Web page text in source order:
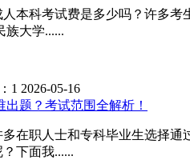
科考试费是多少吗？许多考
大学......
1 2026-05-16
题？考试范围全解析！
在职人士和专科毕业生选择
下面我......